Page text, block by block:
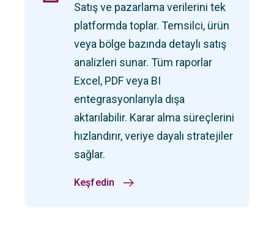
Satış ve pazarlama verilerini tek
platformda toplar. Temsilci, ürün
veya bölge bazında detaylı satış
analizleri sunar. Tüm raporlar
Excel, PDF veya BI
entegrasyonlarıyla dışa
aktarılabilir. Karar alma süreçlerini
hızlandırır, veriye dayalı stratejiler
sağlar.
Keşfedin